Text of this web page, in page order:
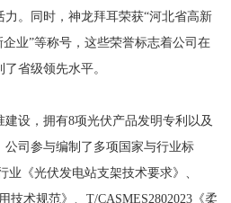
。同时，神龙拜耳荣获“河北省高新
业”等称号，这些荣誉标志着公司在
省级领先水平。
设，拥有8项光伏产品发明专利以及
公司参与编制了多项国家与行业标
业《光伏发电站支架技术要求》、
技术规范》、T/CASMES2802023《柔